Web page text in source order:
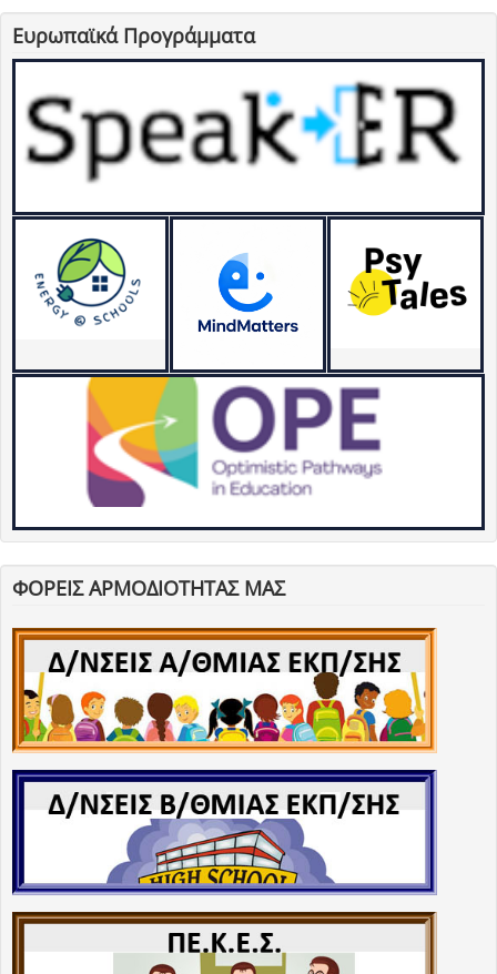
Ευρωπαϊκά Προγράμματα
ΦΟΡΕΙΣ ΑΡΜΟΔΙΟΤΗΤΑΣ ΜΑΣ